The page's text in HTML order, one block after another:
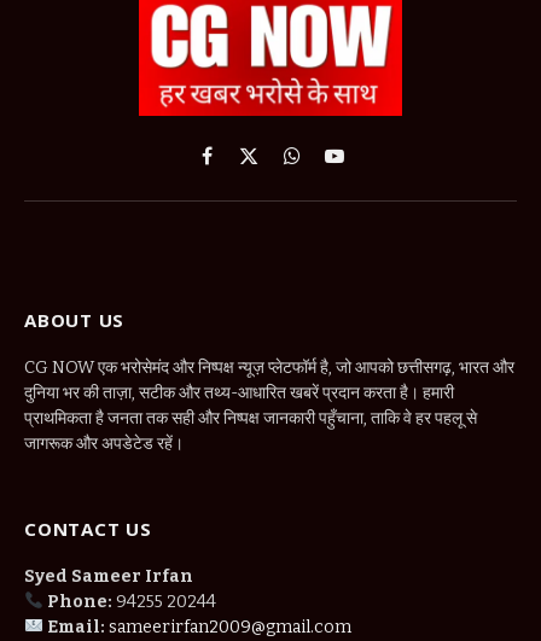
Facebook
X
WhatsApp
YouTube
ABOUT US
CG NOW एक भरोसेमंद और निष्पक्ष न्यूज़ प्लेटफॉर्म है, जो आपको छत्तीसगढ़, भारत और
दुनिया भर की ताज़ा, सटीक और तथ्य-आधारित खबरें प्रदान करता है। हमारी
प्राथमिकता है जनता तक सही और निष्पक्ष जानकारी पहुँचाना, ताकि वे हर पहलू से
जागरूक और अपडेटेड रहें।
CONTACT US
Syed Sameer Irfan
Phone: 94255 20244
Email: sameerirfan2009@gmail.com